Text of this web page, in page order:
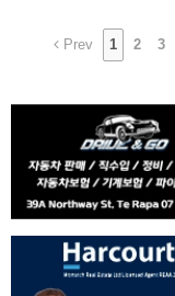
Prev 1 2 3